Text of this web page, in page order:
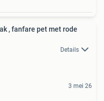
, fanfare pet met rode
Details
3 mei 26